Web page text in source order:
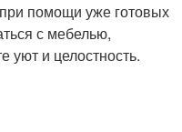
помощи уже готовых
с мебелью,
уют и целостность.